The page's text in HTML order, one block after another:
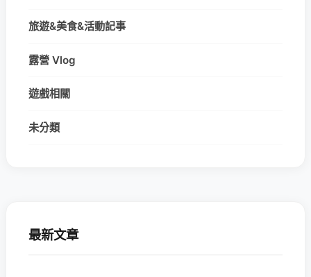
旅遊&美食&活動記事
露營 Vlog
遊戲相關
未分類
最新文章